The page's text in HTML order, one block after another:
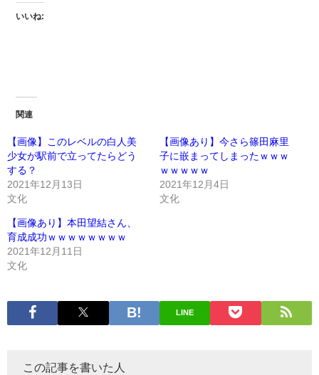
いいね:
関連
【画像】このレベルの白人美
少女が駅前で立ってたらどう
する？
2021年12月13日
文化
【画像あり】今さら篠田麻里
子に嵌まってしまったｗｗｗ
ｗｗｗｗｗ
2021年12月4日
文化
【画像あり】本田望結さん、
育成成功ｗｗｗｗｗｗｗｗ
2021年12月11日
文化
LINE
この記事を書いた人